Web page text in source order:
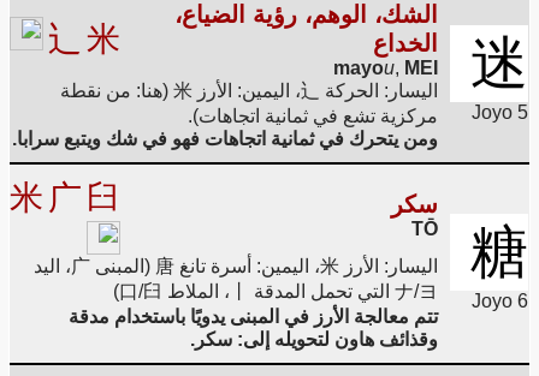
迷
Joyo 5
الشك، الوهم، رؤية الضياع،
الخداع
mayou, MEI
辶 米
اليسار: الحركة 辶، اليمين: الأرز 米 (هنا: من نقطة
مركزية تشع في ثمانية اتجاهات).
ومن يتحرك في ثمانية اتجاهات فهو في شك ويتبع سرابا.
糖
Joyo 6
سكر
TŌ
米 广 臼
اليسار: الأرز 米، اليمين: أسرة تانغ 唐 (المبنى 广، اليد
ナ/ヨ التي تحمل المدقة 丨، الملاط 口/臼)
تتم معالجة الأرز في المبنى يدويًا باستخدام مدقة
وقذائف هاون لتحويله إلى: سكر.